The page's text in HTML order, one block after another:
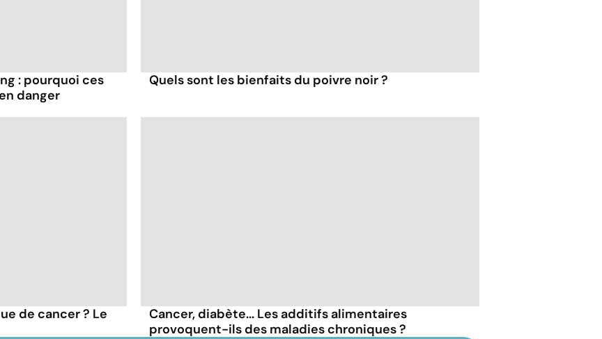
: pourquoi ces
danger
Quels sont les bienfaits du poivre noir ?
de cancer ? Le
Cancer, diabète... Les additifs alimentaires
provoquent-ils des maladies chroniques ?